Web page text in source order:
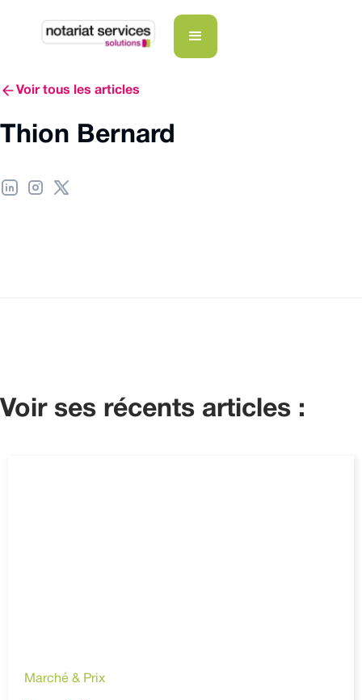
Voir tous les articles
Thion Bernard
Voir ses récents articles :
Marché & Prix